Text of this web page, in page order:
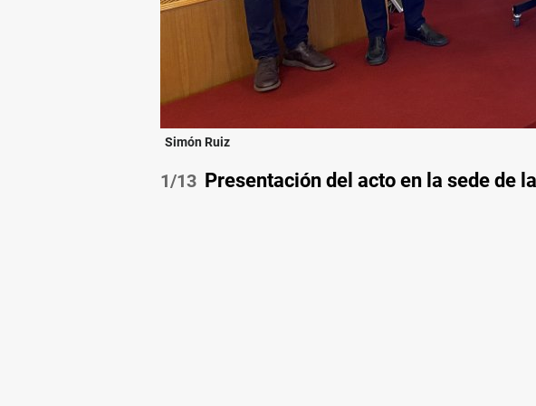
Simón Ruiz
/13 Presentación del acto en la sede de